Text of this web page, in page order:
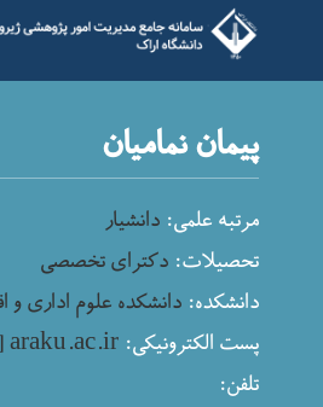
پیمان نمامیان
مرتبه علمی: دانشیار
تحصیلات: دکترای تخصصی
دانشکده: دانشکده علوم اداری و
پست الکترونیکی: araku.ac.ir
تلفن: